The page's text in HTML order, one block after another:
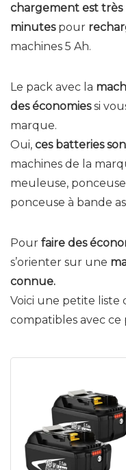
chargement est
minutespour
machines 5 Ah.
Le pack avec la
des économiessi
marque.
Oui, ces batteries
machines de la
meuleuse,
ponceuse à bande
Pour faire des
s’orienter sur une
connue.
Voici une petite liste
compatibles avec ce